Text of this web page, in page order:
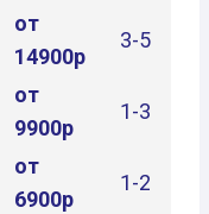
от
14900р
3-5
от
9900р
1-3
от
6900р
1-2